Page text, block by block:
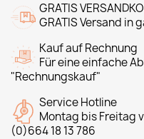
GRATIS
GRATIS Versand in
Kauf auf Rechnung
Für eine einfache
"Rechnungskauf"
Service Hotline
Montag bis Freitag
(0)664 18 13 786